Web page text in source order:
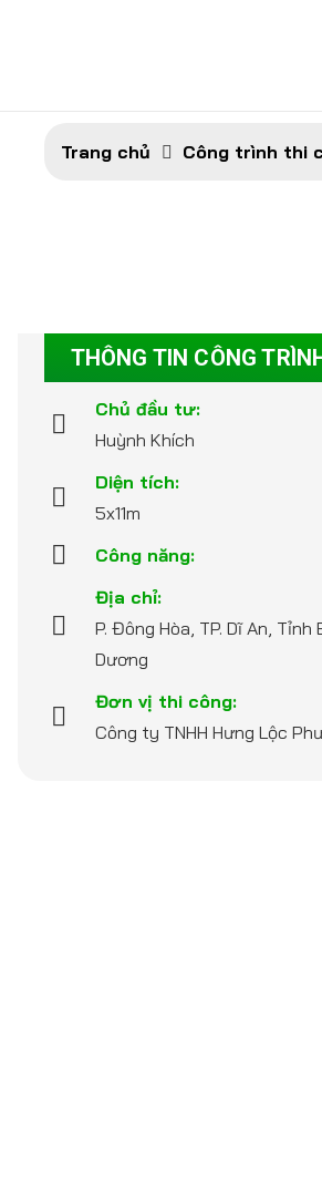
Trang chủ Công trình thi
THÔNG TIN CÔNG
Chủ đầu tư:
Huỳnh Khích
Diện tích:
5x11m
Công năng:
Địa chỉ:
P. Đông Hòa, TP. Dĩ An, Tỉnh
Dương
Đơn vị thi công:
Công ty TNHH Hưng Lộc